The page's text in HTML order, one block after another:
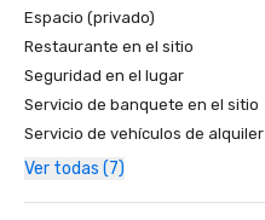
Espacio (privado)
Restaurante en el sitio
Seguridad en el lugar
Servicio de banquete en el sitio
Servicio de vehículos de alquiler
Ver todas (7)